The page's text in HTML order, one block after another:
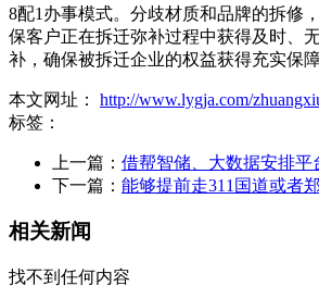
8配1办事模式。分歧材质和品牌的拆修
保客户正在拆迁弥补过程中获得及时、
补，确保被拆迁企业的权益获得充实保
本文网址： http://www.lygja.com/
标签：
上一篇： 借帮智储、大数据安排平
下一篇： 能够提前走311国道或者
相关新闻
找不到任何内容